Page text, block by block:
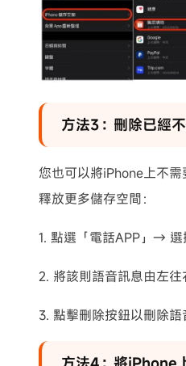
方法3：刪除已經
您也可以將iPhone上不
釋放更多儲存空間：
1. 點選「電話APP」→ 選
2. 將該則語音訊息由左往
3. 點擊刪除按鈕以刪除語